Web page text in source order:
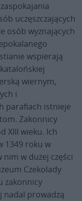
uczęszczających
osób wyznających
wspierają
wiernym,
i
parafiach istnieje
Zakonnicy
XIII wieku. Ich
1349 roku w
nim w dużej części
Czekolady
zakonnicy
nadal prowadzą